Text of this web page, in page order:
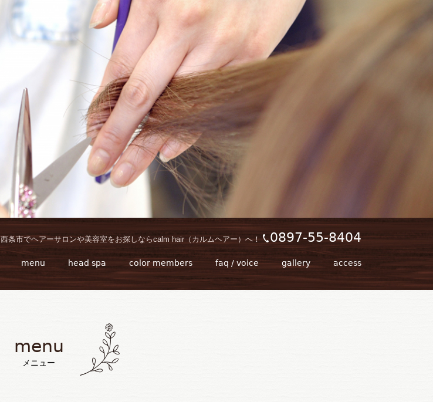
西条市でヘアーサロンや美容室をお探しならcalm hair（カルムヘアー）へ！ 0897-55-8404
menu head spa color members faq / voice gallery access
menu
メニュー